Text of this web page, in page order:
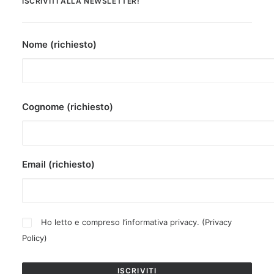
Nome (richiesto)
Cognome (richiesto)
Email (richiesto)
Ho letto e compreso l’informativa privacy. (Privacy
Policy)